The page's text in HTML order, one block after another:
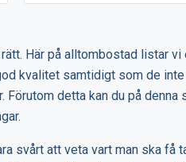
Här på alltombostad listar
kvalitet samtidigt som de
detta kan du på denna
svårt att veta vart man ska få